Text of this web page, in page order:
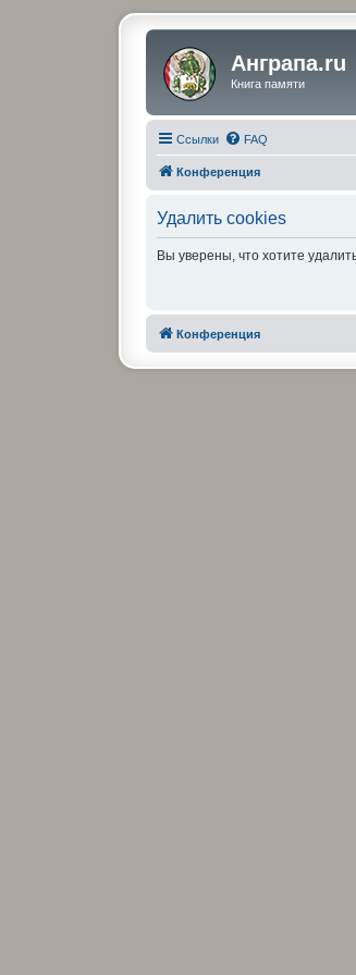
Анграпа.ru
Книга памяти
Ссылки FAQ
Конференция
Удалить cookies
Вы уверены, что хотите
Конференция